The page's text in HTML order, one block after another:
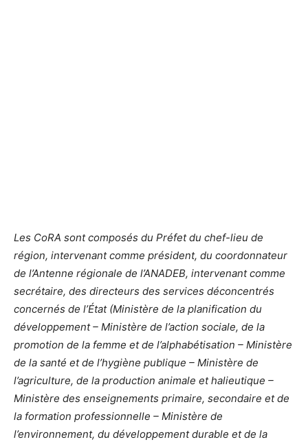
Les CoRA sont composés du Préfet du chef-lieu de
région, intervenant comme président, du coordonnateur
de l’Antenne régionale de l’ANADEB, intervenant comme
secrétaire, des directeurs des services déconcentrés
concernés de l’État (Ministère de la planification du
développement – Ministère de l’action sociale, de la
promotion de la femme et de l’alphabétisation – Ministère
de la santé et de l’hygiène publique – Ministère de
l’agriculture, de la production animale et halieutique –
Ministère des enseignements primaire, secondaire et de
la formation professionnelle – Ministère de
l’environnement, du développement durable et de la